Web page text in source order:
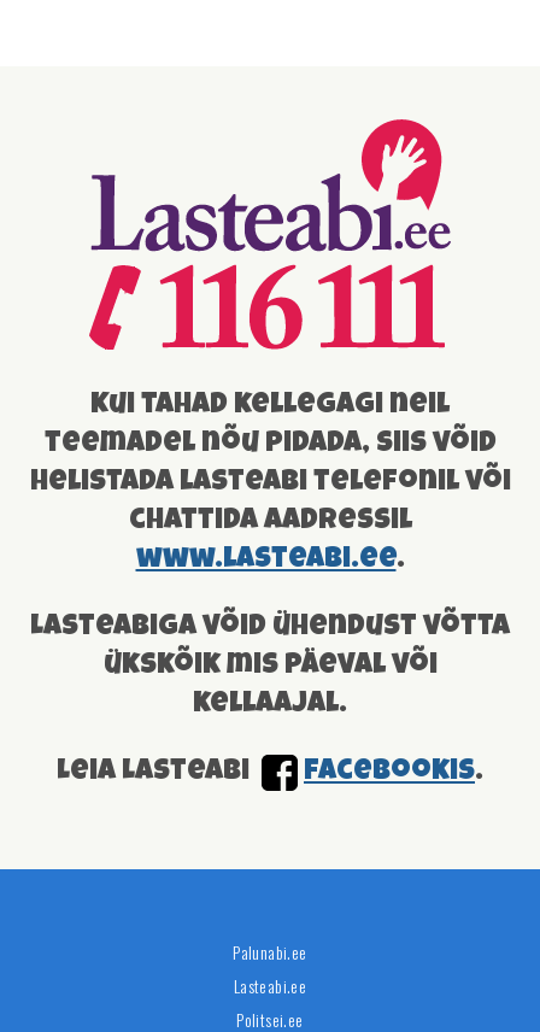
Kui tahad kellegagi neil
teemadel nõu pidada, siis võid
helistada lasteabi telefonil või
chattida aadressil
www.lasteabi.ee.
Lasteabiga võid ühendust võtta
ükskõik mis päeval või
kellaajal.
Leia Lasteabi facebookis.
Palunabi.ee
Lasteabi.ee
Politsei.ee